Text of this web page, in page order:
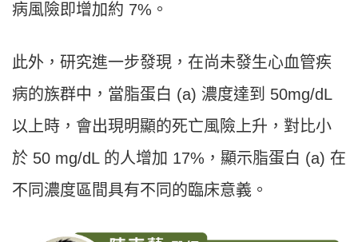
病風險即增加約 7%。
此外，研究進一步發現，在尚未發生心血管疾
病的族群中，當脂蛋白 (a) 濃度達到 50mg/dL
以上時，會出現明顯的死亡風險上升，對比小
於 50 mg/dL 的人增加 17%，顯示脂蛋白 (a) 在
不同濃度區間具有不同的臨床意義。